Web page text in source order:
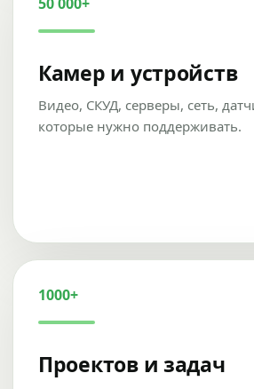
Камер и устройств
Видео, СКУД, серверы, сеть,
которые нужно поддерживать.
1000+
Проектов и задач